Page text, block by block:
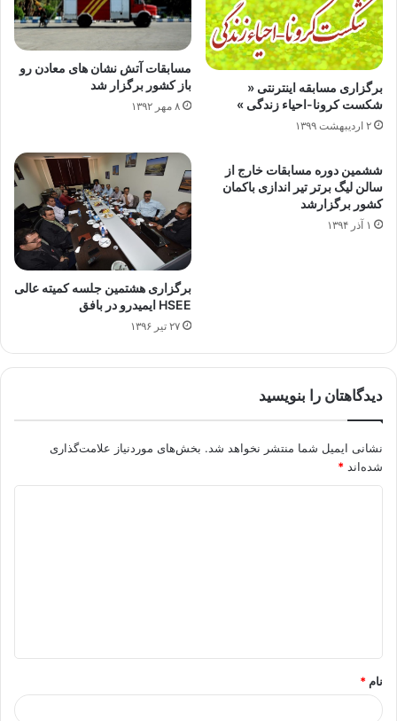
برگزاری مسابقه اینترنتی «
شکست کرونا-احیاء زندگی »
۲ اردیبهشت ۱۳۹۹
مسابقات آتش نشان های معادن رو
باز کشور برگزار شد
۸ مهر ۱۳۹۲
ششمین دوره مسابقات خارج از
سالن لیگ برتر تیر اندازی باکمان
کشور برگزارشد
۱ آذر ۱۳۹۴
برگزاری هشتمین جلسه کمیته عالی
HSEE ایمیدرو در بافق
۲۷ تیر ۱۳۹۶
دیدگاهتان را بنویسید
نشانی ایمیل شما منتشر نخواهد شد. بخش‌های موردنیاز علامت‌گذاری
شده‌اند *
*
نام *